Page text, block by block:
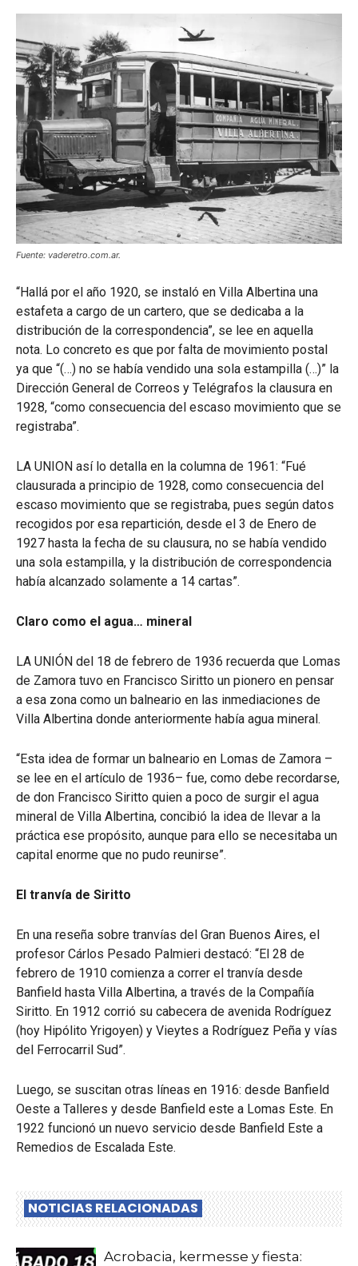
Fuente: vaderetro.com.ar.
“Hallá por el año 1920, se instaló en Villa Albertina una
estafeta a cargo de un cartero, que se dedicaba a la
distribución de la correspondencia”, se lee en aquella
nota. Lo concreto es que por falta de movimiento postal
ya que “(…) no se había vendido una sola estampilla (…)” la
Dirección General de Correos y Telégrafos la clausura en
1928, “como consecuencia del escaso movimiento que se
registraba”.
LA UNION así lo detalla en la columna de 1961: “Fué
clausurada a principio de 1928, como consecuencia del
escaso movimiento que se registraba, pues según datos
recogidos por esa repartición, desde el 3 de Enero de
1927 hasta la fecha de su clausura, no se había vendido
una sola estampilla, y la distribución de correspondencia
había alcanzado solamente a 14 cartas”.
Claro como el agua… mineral
LA UNIÓN del 18 de febrero de 1936 recuerda que Lomas
de Zamora tuvo en Francisco Siritto un pionero en pensar
a esa zona como un balneario en las inmediaciones de
Villa Albertina donde anteriormente había agua mineral.
“Esta idea de formar un balneario en Lomas de Zamora –
se lee en el artículo de 1936– fue, como debe recordarse,
de don Francisco Siritto quien a poco de surgir el agua
mineral de Villa Albertina, concibió la idea de llevar a la
práctica ese propósito, aunque para ello se necesitaba un
capital enorme que no pudo reunirse”.
El tranvía de Siritto
En una reseña sobre tranvías del Gran Buenos Aires, el
profesor Cárlos Pesado Palmieri destacó: “El 28 de
febrero de 1910 comienza a correr el tranvía desde
Banfield hasta Villa Albertina, a través de la Compañía
Siritto. En 1912 corrió su cabecera de avenida Rodríguez
(hoy Hipólito Yrigoyen) y Vieytes a Rodríguez Peña y vías
del Ferrocarril Sud”.
Luego, se suscitan otras líneas en 1916: desde Banfield
Oeste a Talleres y desde Banfield este a Lomas Este. En
1922 funcionó un nuevo servicio desde Banfield Este a
Remedios de Escalada Este.
NOTICIAS RELACIONADAS
Acrobacia, kermesse y fiesta: